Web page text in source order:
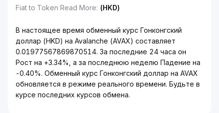
Fiat to Token Read More: (HKD)
В настоящее время обменный курс Гонконгский
доллар (HKD) на Avalanche (AVAX) составляет
0.01977567869870514. За последние 24 часа он
Рост на +3.34%, а за последнюю неделю Падение на
-0.40%. Обменный курс Гонконгский доллар на AVAX
обновляется в режиме реального времени. Будьте в
курсе последних курсов обмена.